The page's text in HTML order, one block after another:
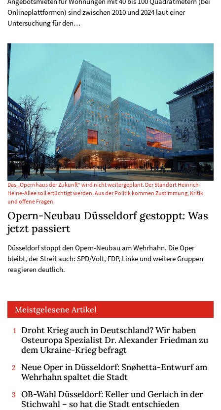
Onlineplattformen) sind zwischen 2010 und 2024 laut einer
Untersuchung für den…
Das „Opernhaus der Zukunft“ wird nicht weitergeplant. Der Standort Heinrich-
Heine-Allee soll ertüchtigt werden. Aus der Politik kommen Zustimmung, Kritik
und offene Fragen.
Opern-Neubau Düsseldorf gestoppt: Was
jetzt passiert
Düsseldorf stoppt den Opern-Neubau am Wehrhahn. Die Oper
bleibt, der Streit auch: SPD/Volt, FDP, Linke und weitere Gruppen
reagieren deutlich.
Meistgelesene Artikel
Droht Krieg auch in Deutschland? Wir haben
Osteuropa Spezialist Dr. Alexander Friedman zu
dem Ukraine-Krieg befragt
Neue Oper in Düsseldorf: Snøhetta-Entwurf am
Wehrhahn spaltet die Stadt
OB-Wahl Düsseldorf: Keller und Gerlach in der
Stichwahl – so hat die Stadt entschieden